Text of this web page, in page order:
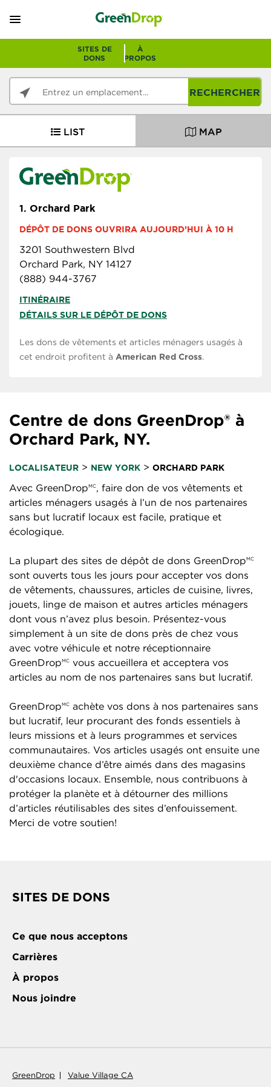
SITES DE
DONS
À
PROPOS
RECHERCHER
LIST MAP
1. Orchard Park
DÉPÔT DE DONS OUVRIRA AUJOURD’HUI À 10 H
3201 Southwestern Blvd
Orchard Park, NY 14127
(888) 944-3767
ITINÉRAIRE
DÉTAILS SUR LE DÉPÔT DE DONS
Les dons de vêtements et articles ménagers usagés à
cet endroit profitent à American Red Cross.
Centre de dons GreenDrop® à
Orchard Park, NY.
LOCALISATEUR > NEW YORK > ORCHARD PARK
Avec GreenDropMC, faire don de vos vêtements et
articles ménagers usagés à l’un de nos partenaires
sans but lucratif locaux est facile, pratique et
écologique.
La plupart des sites de dépôt de dons GreenDropMC
sont ouverts tous les jours pour accepter vos dons
de vêtements, chaussures, articles de cuisine, livres,
jouets, linge de maison et autres articles ménagers
dont vous n’avez plus besoin. Présentez-vous
simplement à un site de dons près de chez vous
avec votre véhicule et notre réceptionnaire
GreenDropMC vous accueillera et acceptera vos
articles au nom de nos partenaires sans but lucratif.
GreenDropMC achète vos dons à nos partenaires sans
but lucratif, leur procurant des fonds essentiels à
leurs missions et à leurs programmes et services
communautaires. Vos articles usagés ont ensuite une
deuxième chance d’être aimés dans des magasins
d'occasions locaux. Ensemble, nous contribuons à
protéger la planète et à détourner des millions
d’articles réutilisables des sites d’enfouissement.
Merci de votre soutien!
SITES DE DONS
Ce que nous acceptons
Carrières
À propos
Nous joindre
GreenDrop Value Village CA